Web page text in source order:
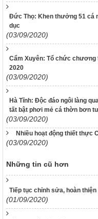
Đức Thọ: Khen thưởng 51 cá
dục
(03/09/2020)
Cẩm Xuyên: Tổ chức chương
2020
(03/09/2020)
Hà Tĩnh: Độc đáo ngôi làng
tất bật phơi mẻ cá thờn bơn
(03/09/2020)
Nhiều hoạt động thiết thực
(03/09/2020)
Những tin cũ hơn
Tiếp tục chỉnh sửa, hoàn
(01/09/2020)